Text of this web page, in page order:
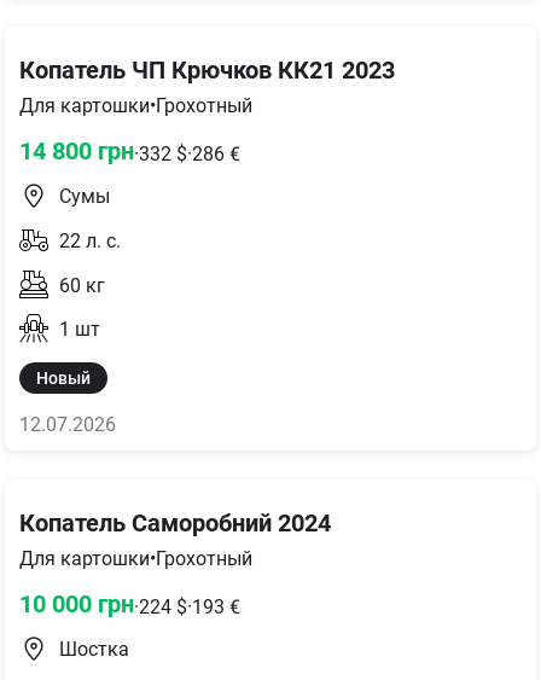
Копатель ЧП Крючков КК21 2023
Для картошки•Грохотный
14 800 грн·332 $·286 €
Сумы
22 л. с.
60 кг
1 шт
Новый
12.07.2026
Копатель Саморобний 2024
Для картошки•Грохотный
10 000 грн·224 $·193 €
Шостка